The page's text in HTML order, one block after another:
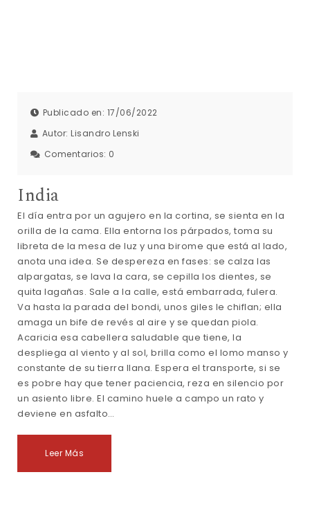
Publicado en: 17/06/2022
Autor: Lisandro Lenski
Comentarios: 0
India
El día entra por un agujero en la cortina, se sienta en la
orilla de la cama. Ella entorna los párpados, toma su
libreta de la mesa de luz y una birome que está al lado,
anota una idea. Se despereza en fases: se calza las
alpargatas, se lava la cara, se cepilla los dientes, se
quita lagañas. Sale a la calle, está embarrada, fulera.
Va hasta la parada del bondi, unos giles le chiflan; ella
amaga un bife de revés al aire y se quedan piola.
Acaricia esa cabellera saludable que tiene, la
despliega al viento y al sol, brilla como el lomo manso y
constante de su tierra llana. Espera el transporte, si se
es pobre hay que tener paciencia, reza en silencio por
un asiento libre. El camino huele a campo un rato y
deviene en asfalto…
Leer Más